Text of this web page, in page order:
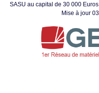
SASU au capital de 30 000
Mise à jour